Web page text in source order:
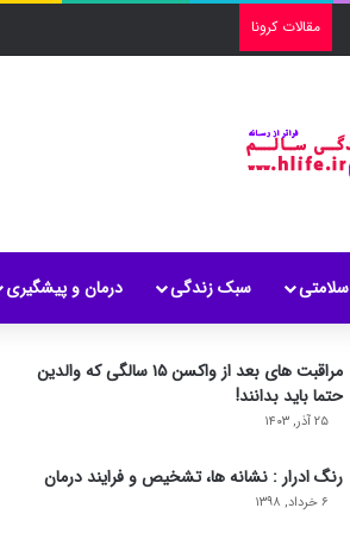
مقالات کرونا
سلامتی سبک زندگی درمان و پیشگیری
مراقبت های بعد از واکسن ۱۵ سالگی که والدین
حتما باید بدانند!
۲۵ آذر, ۱۴۰۳
رنگ ادرار : نشانه ها، تشخیص و فرایند درمان
۶ خرداد, ۱۳۹۸